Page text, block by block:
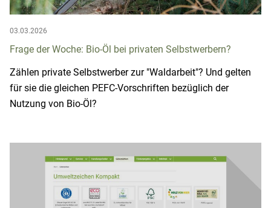
03.03.2026
Frage der Woche: Bio-Öl bei privaten Selbstwerbern?
Zählen private Selbstwerber zur "Waldarbeit"? Und gelten
für sie die gleichen PEFC-Vorschriften bezüglich der
Nutzung von Bio-Öl?